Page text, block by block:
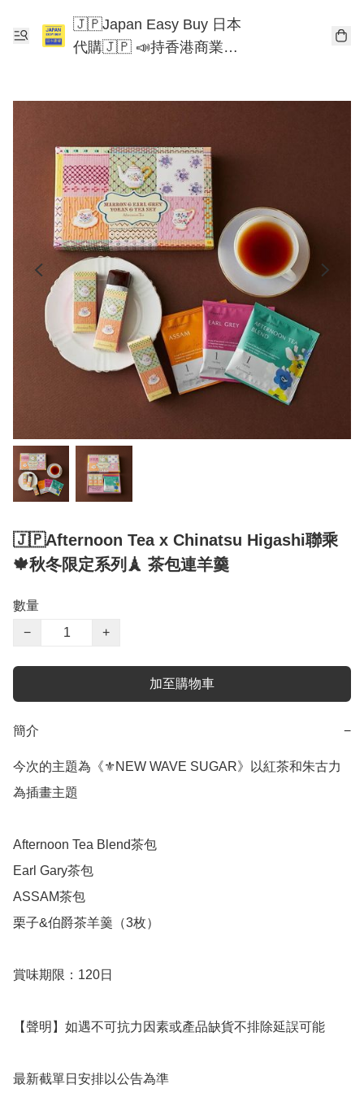
🇯🇵Japan Easy Buy 日本
代購🇯🇵 📣持香港商業登
🇯🇵Afternoon Tea x Chinatsu Higashi聯乘
🍁秋冬限定系列🗼 茶包連羊羹
數量
−
+
加至購物車
簡介 −
今次的主題為《⚜️NEW WAVE SUGAR》以紅茶和朱古力
為插畫主題
Afternoon Tea Blend茶包
Earl Gary茶包
ASSAM茶包
栗子&伯爵茶羊羹（3枚）
賞味期限：120日
【聲明】如遇不可抗力因素或產品缺貨不排除延誤可能
最新截單日安排以公告為準